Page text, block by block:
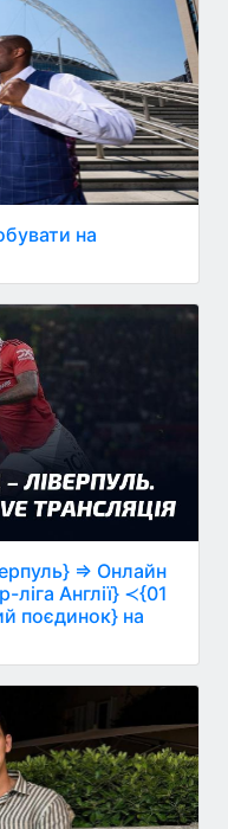
на
⇒ Онлайн
Англії} ≺{01
поєдинок} на